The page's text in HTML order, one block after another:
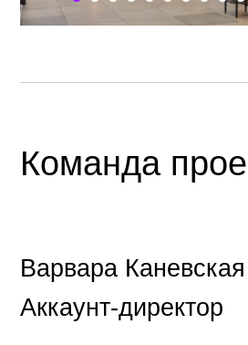
Команда
Варвара Каневская
Аккаунт-директор